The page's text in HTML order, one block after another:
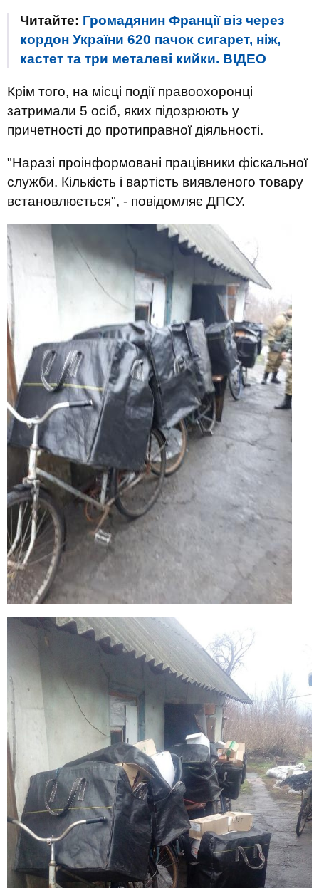
Читайте: Громадянин Франції віз через
кордон України 620 пачок сигарет, ніж,
кастет та три металеві кийки. ВIДЕО
Крім того, на місці події правоохоронці
затримали 5 осіб, яких підозрюють у
причетності до протиправної діяльності.
"Наразі проінформовані працівники фіскальної
служби. Кількість і вартість виявленого товару
встановлюється", - повідомляє ДПСУ.